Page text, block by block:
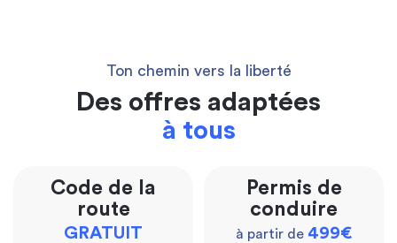
Ton chemin vers la liberté
Des offres adaptées
à tous
Code de la
route
GRATUIT
Permis de
conduire
à partir de 499€